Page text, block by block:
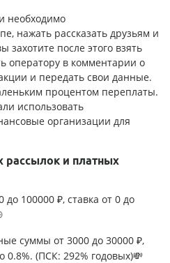
необходимо
нажать рассказать друзьям и
захотите после этого взять
оператору в комментарии о
и передать свои данные.
процентом переплаты.
использовать
организации для
рассылок и платных
до 100000 ₽, ставка от 0 до
суммы от 3000 до 30000 ₽,
0.8%. (ПСК: 292% годовых)💸